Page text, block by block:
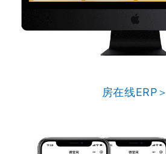
房在线ERP＞